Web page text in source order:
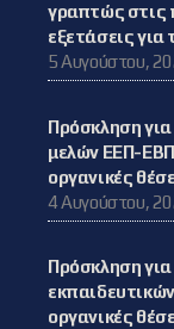
γραπτώς στις
εξετάσεις για
5 Αυγούστου,
Πρόσκληση
μελών ΕΕΠ-ΕΒΠ
οργανικές
4 Αυγούστου,
Πρόσκληση
οργανικές